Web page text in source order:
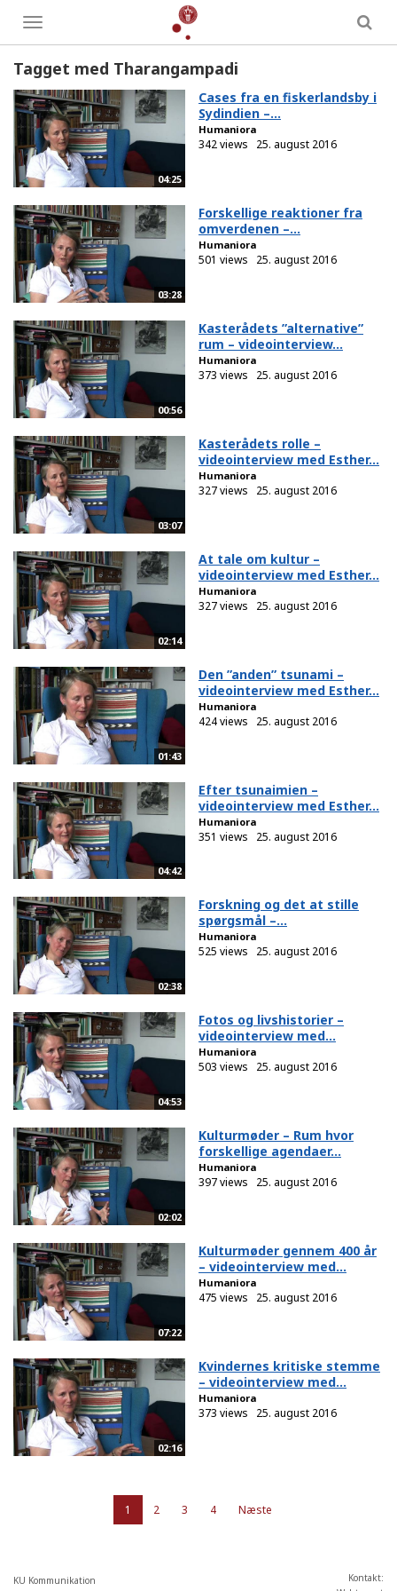
Toggle
menu
Tagget med Tharangampadi
04:25
Cases fra en fiskerlandsby i
Sydindien –...
Humaniora
342 views 25. august 2016
03:28
Forskellige reaktioner fra
omverdenen –...
Humaniora
501 views 25. august 2016
00:56
Kasterådets ”alternative”
rum – videointerview...
Humaniora
373 views 25. august 2016
03:07
Kasterådets rolle –
videointerview med Esther...
Humaniora
327 views 25. august 2016
02:14
At tale om kultur –
videointerview med Esther...
Humaniora
327 views 25. august 2016
01:43
Den ”anden” tsunami –
videointerview med Esther...
Humaniora
424 views 25. august 2016
04:42
Efter tsunaimien –
videointerview med Esther...
Humaniora
351 views 25. august 2016
02:38
Forskning og det at stille
spørgsmål –...
Humaniora
525 views 25. august 2016
04:53
Fotos og livshistorier –
videointerview med...
Humaniora
503 views 25. august 2016
02:02
Kulturmøder – Rum hvor
forskellige agendaer...
Humaniora
397 views 25. august 2016
07:22
Kulturmøder gennem 400 år
– videointerview med...
Humaniora
475 views 25. august 2016
02:16
Kvindernes kritiske stemme
– videointerview med...
Humaniora
373 views 25. august 2016
1 2 3 4 Næste
KU Kommunikation
Kontakt: